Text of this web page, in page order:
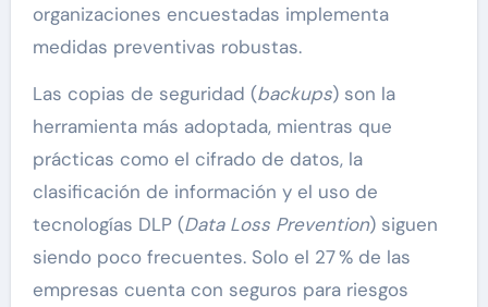
organizaciones encuestadas implementa
medidas preventivas robustas.
Las copias de seguridad (backups) son la
herramienta más adoptada, mientras que
prácticas como el cifrado de datos, la
clasificación de información y el uso de
tecnologías DLP (Data Loss Prevention) siguen
siendo poco frecuentes. Solo el 27 % de las
empresas cuenta con seguros para riesgos